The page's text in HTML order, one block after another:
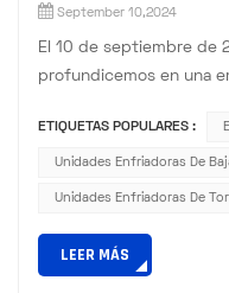
September 10,2024
El 10 de septiembre de
profundicemos en una
del plástico: Zillion. El
la visión de
para la industria del
ETIQUETAS POPULARES :
Unidades Enfriadoras De
Unidades Enfriadoras De
LEER MÁS